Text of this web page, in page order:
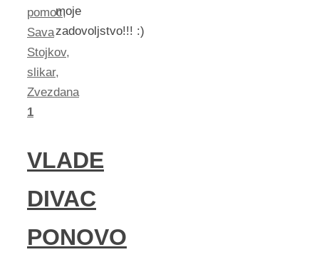
pomoc,
Sava
Stojkov,
slikar,
Zvezdana
1
VLADE
DIVAC
PONOVO
moje
zadovoljstvo!!! :)